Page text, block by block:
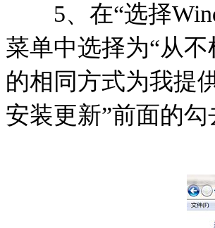
5、在“选择
菜单中选择为“从
的相同方式为我提
安装更新”前面的